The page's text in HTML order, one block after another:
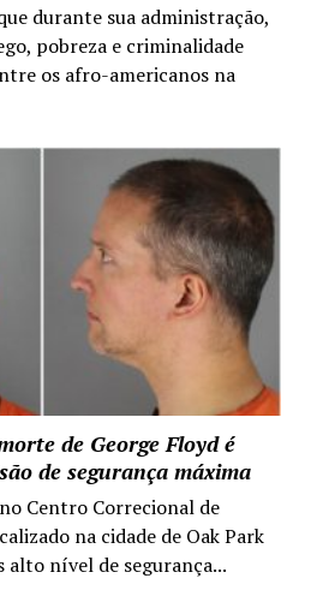
durante sua administração,
pobreza e criminalidade
os afro-americanos na
de George Floyd é
de segurança máxima
Centro Correcional de
na cidade de Oak Park
alto nível de segurança...